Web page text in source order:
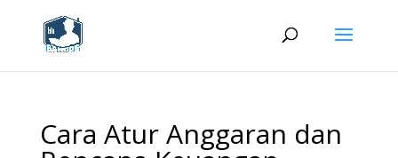
Cara Atur Anggaran dan